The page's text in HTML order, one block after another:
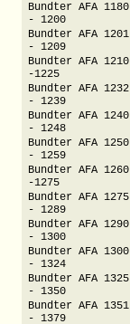
Bundter AFA 1180
- 1200
Bundter AFA 1201
- 1209
Bundter AFA 1210
-1225
Bundter AFA 1232
- 1239
Bundter AFA 1240
- 1248
Bundter AFA 1250
- 1259
Bundter AFA 1260
-1275
Bundter AFA 1275
- 1289
Bundter AFA 1290
- 1300
Bundter AFA 1300
- 1324
Bundter AFA 1325
- 1350
Bundter AFA 1351
- 1379